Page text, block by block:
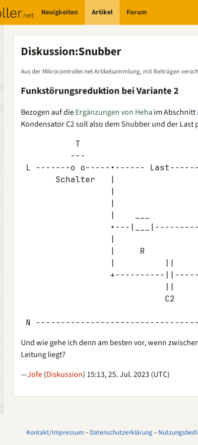
Neuigkeiten Artikel Forum
Diskussion:Snubber
Aus der Mikrocontroller.net Artikelsammlung, mit Beiträgen
Funkstörungsreduktion bei Variante 2
Bezogen auf dieErgänzungen von Heha im Abschnitt
Kondensator C2 soll also dem Snubber und der
           T
          ---
L -------o o-----•------
Schalter   |
|
|
|    ___
•---
|
|     R
|          ||
+----------
||
C2
Und wie gehe ich denn am besten vor, wenn
Leitung liegt?
—Jofe(Diskussion) 15:13, 25. Jul. 2023 (UTC)
Kontakt/Impressum– Datenschutzerklärung–